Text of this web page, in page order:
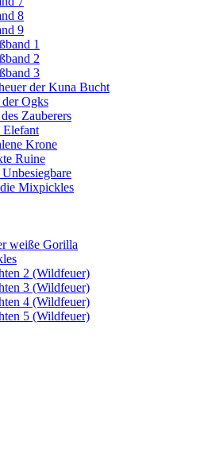
8
9
1
2
3
der Kuna Bucht
Ogks
Zauberers
Krone
Ruine
Mixpickles
weiße Gorilla
2 (Wildfeuer)
3 (Wildfeuer)
4 (Wildfeuer)
5 (Wildfeuer)